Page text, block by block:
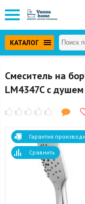
КАТАЛОГ
Смеситель на
LM4347C с душем
Гарантия
Сравнить